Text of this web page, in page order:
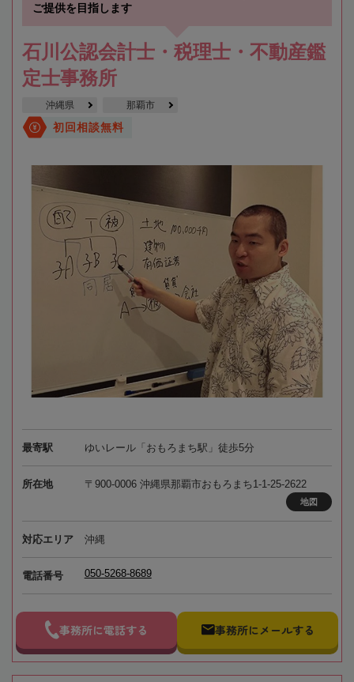
ご提供を目指します
石川公認会計士・税理士・不動産鑑
定士事務所
沖縄県 那覇市
初回相談無料
最寄駅 ゆいレール「おもろまち駅」徒歩5分
所在地 〒900-0006 沖縄県那覇市おもろまち1-1-25-2622
地図
対応エリア 沖縄
電話番号 050-5268-8689
事務所に電話する 事務所にメールする